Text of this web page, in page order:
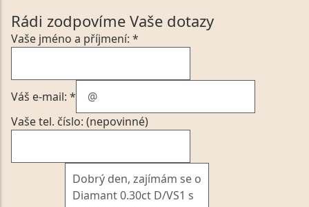
Rádi zodpovíme Vaše dotazy
Vaše jméno a příjmení: *
Váš e-mail: *
Vaše tel. číslo: (nepovinné)